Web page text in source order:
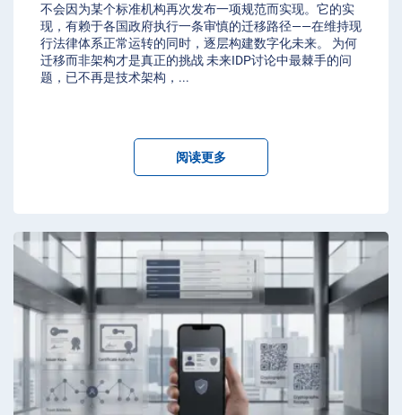
不会因为某个标准机构再次发布一项规范而实现。它的实
现，有赖于各国政府执行一条审慎的迁移路径——在维持现
行法律体系正常运转的同时，逐层构建数字化未来。 为何
迁移而非架构才是真正的挑战 未来IDP讨论中最棘手的问
题，已不再是技术架构， ...
阅读更多